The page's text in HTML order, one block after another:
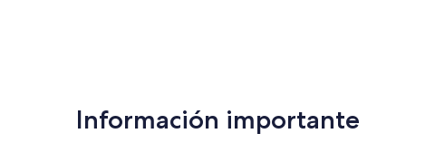
Información importante